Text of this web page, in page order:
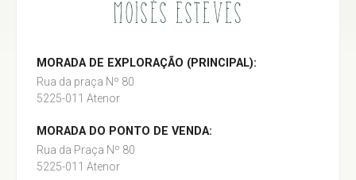
MOISÉS ESTEVES
MORADA DE EXPLORAÇÃO (PRINCIPAL):
Rua da praça Nº 80
5225-011 Atenor
MORADA DO PONTO DE VENDA:
Rua da Praça Nº 80
5225-011 Atenor